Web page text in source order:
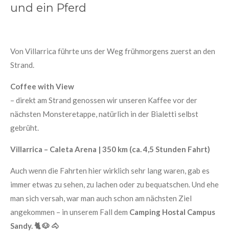
und ein Pferd
Von Villarrica führte uns der Weg frühmorgens zuerst an den
Strand.
Coffee with View
– direkt am Strand genossen wir unseren Kaffee vor der
nächsten Monsteretappe, natürlich in der Bialetti selbst
gebrüht.
Villarrica – Caleta Arena | 350 km (ca. 4,5 Stunden Fahrt)
Auch wenn die Fahrten hier wirklich sehr lang waren, gab es
immer etwas zu sehen, zu lachen oder zu bequatschen. Und ehe
man sich versah, war man auch schon am nächsten Ziel
angekommen – in unserem Fall dem Camping Hostal Campus
Sandy. 🐈 🐶 🐴